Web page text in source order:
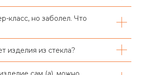
класс, но заболел. Что
изделия из стекла?